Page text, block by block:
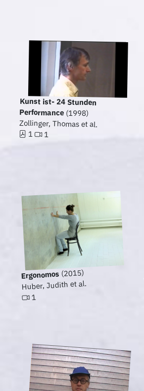
Kunst ist- 24 Stunden
Performance (1998)
Zollinger, Thomas et al.
1 1
Ergonomos (2015)
Huber, Judith et al.
1